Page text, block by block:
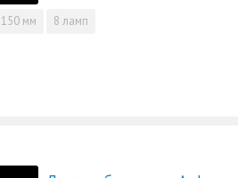
150 мм 8 ламп